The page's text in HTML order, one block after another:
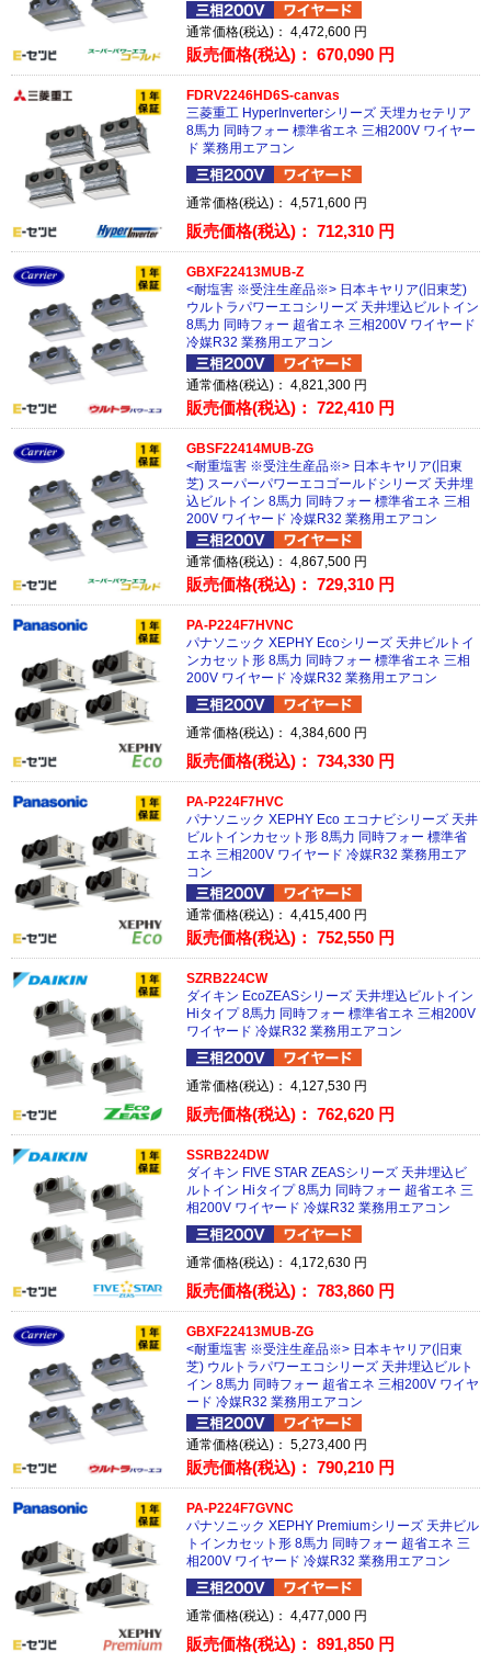
通常価格(税込)：4,472,600 円
販売価格(税込)：670,090 円
FDRV2246HD6S-canvas
三菱重工 HyperInverterシリーズ 天埋カセテリア
8馬力 同時フォー 標準省エネ 三相200V ワイヤー
ド 業務用エアコン
通常価格(税込)：4,571,600 円
販売価格(税込)：712,310 円
GBXF22413MUB-Z
<耐塩害 ※受注生産品※> 日本キヤリア(旧東芝)
ウルトラパワーエコシリーズ 天井埋込ビルトイン
8馬力 同時フォー 超省エネ 三相200V ワイヤード
冷媒R32 業務用エアコン
通常価格(税込)：4,821,300 円
販売価格(税込)：722,410 円
GBSF22414MUB-ZG
<耐重塩害 ※受注生産品※> 日本キヤリア(旧東
芝) スーパーパワーエコゴールドシリーズ 天井埋
込ビルトイン 8馬力 同時フォー 標準省エネ 三相
200V ワイヤード 冷媒R32 業務用エアコン
通常価格(税込)：4,867,500 円
販売価格(税込)：729,310 円
PA-P224F7HVNC
パナソニック XEPHY Ecoシリーズ 天井ビルトイ
ンカセット形 8馬力 同時フォー 標準省エネ 三相
200V ワイヤード 冷媒R32 業務用エアコン
通常価格(税込)：4,384,600 円
販売価格(税込)：734,330 円
PA-P224F7HVC
パナソニック XEPHY Eco エコナビシリーズ 天井
ビルトインカセット形 8馬力 同時フォー 標準省
エネ 三相200V ワイヤード 冷媒R32 業務用エア
コン
通常価格(税込)：4,415,400 円
販売価格(税込)：752,550 円
SZRB224CW
ダイキン EcoZEASシリーズ 天井埋込ビルトイン
Hiタイプ 8馬力 同時フォー 標準省エネ 三相200V
ワイヤード 冷媒R32 業務用エアコン
通常価格(税込)：4,127,530 円
販売価格(税込)：762,620 円
SSRB224DW
ダイキン FIVE STAR ZEASシリーズ 天井埋込ビ
ルトイン Hiタイプ 8馬力 同時フォー 超省エネ 三
相200V ワイヤード 冷媒R32 業務用エアコン
通常価格(税込)：4,172,630 円
販売価格(税込)：783,860 円
GBXF22413MUB-ZG
<耐重塩害 ※受注生産品※> 日本キヤリア(旧東
芝) ウルトラパワーエコシリーズ 天井埋込ビルト
イン 8馬力 同時フォー 超省エネ 三相200V ワイヤ
ード 冷媒R32 業務用エアコン
通常価格(税込)：5,273,400 円
販売価格(税込)：790,210 円
PA-P224F7GVNC
パナソニック XEPHY Premiumシリーズ 天井ビル
トインカセット形 8馬力 同時フォー 超省エネ 三
相200V ワイヤード 冷媒R32 業務用エアコン
通常価格(税込)：4,477,000 円
販売価格(税込)：891,850 円